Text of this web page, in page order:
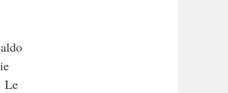
Le